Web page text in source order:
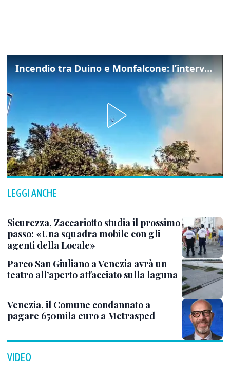
Incendio tra Duino e Monfalcone: l’intervento dei vigili del fuoco
LEGGI ANCHE
Sicurezza, Zaccariotto studia il prossimo
passo: «Una squadra mobile con gli
agenti della Locale»
Parco San Giuliano a Venezia avrà un
teatro all’aperto affacciato sulla laguna
Venezia, il Comune condannato a
pagare 650mila euro a Metrasped
VIDEO